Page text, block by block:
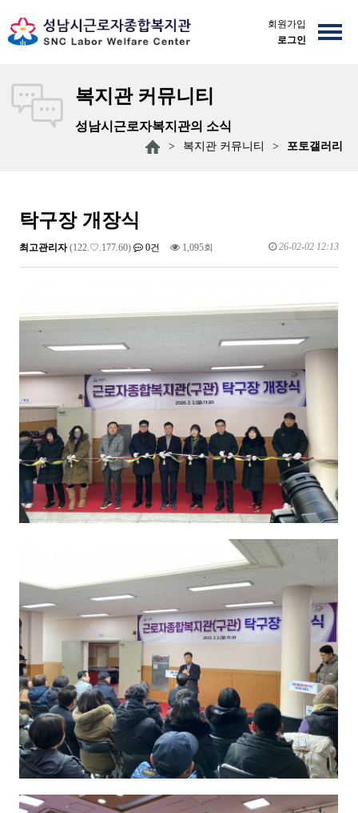
회원가입
로그인
복지관 커뮤니티
성남시근로자복지관의 소식
> 복지관 커뮤니티 > 포토갤러리
탁구장 개장식
최고관리자(122.♡.177.60) 0건 1,095회 26-02-02 12:13